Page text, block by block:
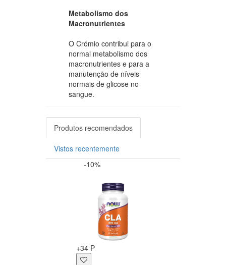
Metabolismo dos
Macronutrientes
O Crómio contribui para o
normal metabolismo dos
macronutrientes e para a
manutenção de níveis
normais de glicose no
sangue.
Produtos recomendados
Vistos recentemente
-10%
+34 P